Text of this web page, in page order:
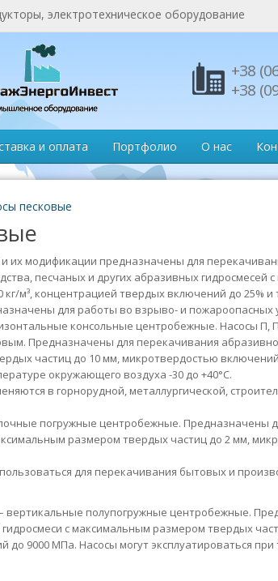
электротехническое оборудование
+38
+38
и оплата Портфолио О нас
песковые
и их модификации предназначены для
песчаных и других абразивных гидросмесей
кг/м³, концентрацией твердых включений до 25% и
для работы во взрыво- и пожароопасных
консольные центробежные. Насосы
Предназначены для перекачивания
частиц до 10 мм, микротвердостью
окружающего воздуха -30 до +40°С.
в горнорудной, металлургической,
погружные центробежные. Предназначены
размером твердых частиц до 2 мм,
для перекачивания бытовых и
вертикальные полупогружные центробежные.
с максимальным размером твердых
до 9000 МПа. Насосы могут эксплуатироваться